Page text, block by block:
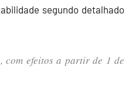
segundo detalhado
efeitos a partir de 1 de